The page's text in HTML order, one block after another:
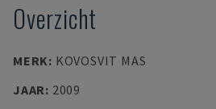
Overzicht
MERK: KOVOSVIT MAS
JAAR: 2009